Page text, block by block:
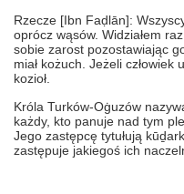
Rzecze [Ibn Faḍlān]:
oprócz wąsów. Widziałem
sobie zarost pozostawiając
miał kożuch. Jeżeli człowiek
kozioł.
Króla Turków-Oġuzów
każdy, kto panuje nad tym
Jego zastępcę tytułują
zastępuje jakiegoś ich